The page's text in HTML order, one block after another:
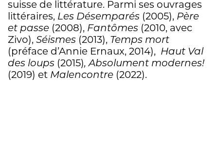
suisse de littérature. Parmi ses ouvrages
littéraires, Les Désemparés (2005), Père
et passe (2008), Fantômes (2010, avec
Zivo), Séismes (2013), Temps mort
(préface d’Annie Ernaux, 2014), Haut Val
des loups (2015), Absolument modernes!
(2019) et Malencontre (2022).